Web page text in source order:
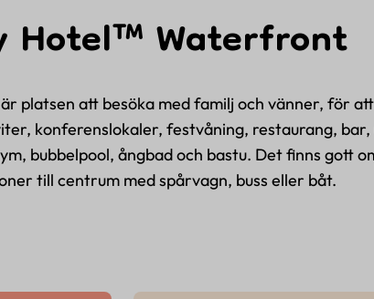
Hotel™ Waterfront
platsen att besöka med familj och vänner, för
konferenslokaler, festvåning, restaurang,
bubbelpool, ångbad och bastu. Det finns gott
till centrum med spårvagn, buss eller båt.